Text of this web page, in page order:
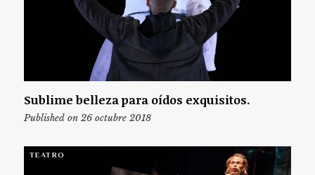
Sublime belleza para oídos exquisitos.
Published on 26 octubre 2018
TEATRO